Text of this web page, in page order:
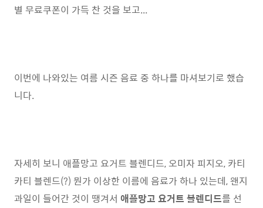
별 무료쿠폰이 가득 찬 것을 보고...
이번에 나와있는 여름 시즌 음료 중 하나를 마셔보기로 했습
니다.
자세히 보니 애플망고 요거트 블렌디드, 오미자 피지오, 카티
카티 블렌드(?) 뭔가 이상한 이름에 음료가 하나 있는데, 왠지
과일이 들어간 것이 땡겨서 애플망고 요거트 블렌디드를 선